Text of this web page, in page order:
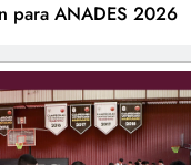
para ANADES 2026